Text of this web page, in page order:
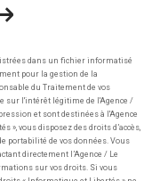
dans un fichier informatisé
pour la gestion de la
du Traitement de vos
sur l'intérêt légitime de l'Agence /
et sont destinées à l'Agence
», vous disposez des droits d’accès,
portabilité de vos données. Vous
directement l’Agence / Le
sur vos droits. Si vous